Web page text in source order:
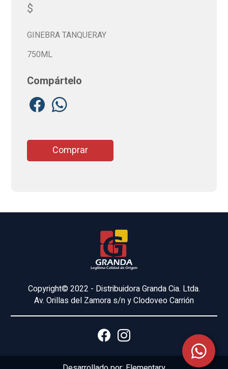
$
GINEBRA TANQUERAY
750ML
Compártelo
Comprar
Copyright© 2022 - Distribuidora Granda Cia. Ltda.
Av. Orillas del Zamora s/n y Clodoveo Carrión